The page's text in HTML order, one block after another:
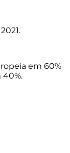
em 60%
40%.